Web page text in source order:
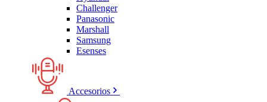
Challenger
Panasonic
Marshall
Samsung
Esenses
Accesorios